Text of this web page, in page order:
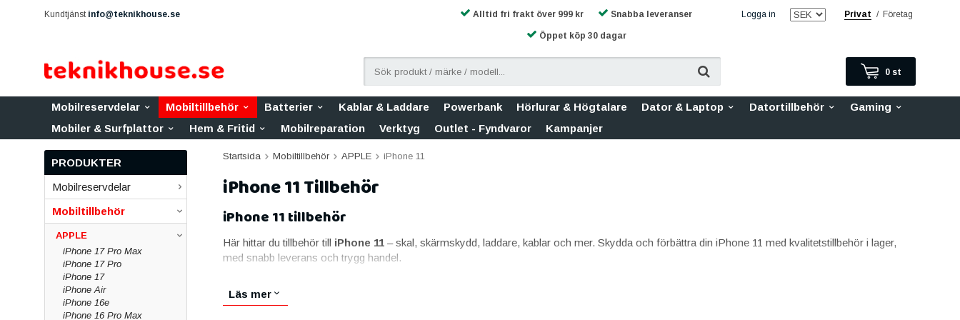
Kundtjänst info@teknikhouse.se Logga in Privat / Företag
Alltid fri frakt över 999 kr Snabba leveranser
Öppet köp 30 dagar
0 st
Mobilreservdelar Mobiltillbehör Batterier Kablar & Laddare Powerbank Hörlurar & Högtalare Dator & Laptop Datortillbehör
Gaming
Mobiler & Surfplattor
Hem & Fritid Mobilreparation Verktyg Outlet - Fyndvaror Kampanjer
PRODUKTER
Mobilreservdelar
Mobiltillbehör
APPLE
iPhone 17 Pro Max
iPhone 17 Pro
iPhone 17
iPhone Air
iPhone 16e
iPhone 16 Pro Max
Startsida Mobiltillbehör APPLE iPhone 11
iPhone 11 Tillbehör
iPhone 11 tillbehör
Här hittar du tillbehör till iPhone 11 – skal, skärmskydd, laddare, kablar och mer. Skydda och förbättra din iPhone 11 med kvalitetstillbehör i lager,
med snabb leverans och trygg handel.
Ett bra skal skyddar iPhone 11 mot stötar, repor och fall. Vi har allt från tunna, diskreta skal till stötsäkra fodral – i olika färger och material.
Läs mer